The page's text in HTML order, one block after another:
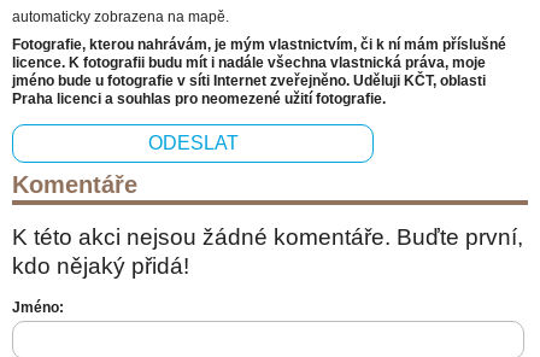
automaticky zobrazena na mapě.
Fotografie, kterou nahrávám, je mým vlastnictvím, či k ní mám příslušné
licence. K fotografii budu mít i nadále všechna vlastnická práva, moje
jméno bude u fotografie v síti Internet zveřejněno. Uděluji KČT, oblasti
Praha licenci a souhlas pro neomezené užití fotografie.
Komentáře
K této akci nejsou žádné komentáře. Buďte první,
kdo nějaký přidá!
Jméno: